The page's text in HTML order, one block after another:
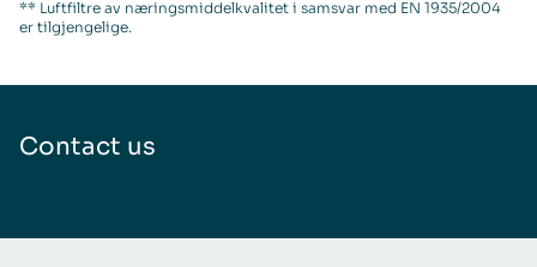
** Luftfiltre av næringsmiddelkvalitet i samsvar med EN 1935/2004
er tilgjengelige.
Contact us